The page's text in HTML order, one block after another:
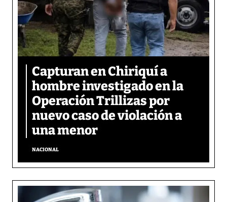
Capturan en Chiriquí a
hombre investigado en la
Operación Trillizas por
nuevo caso de violación a
una menor
NACIONAL